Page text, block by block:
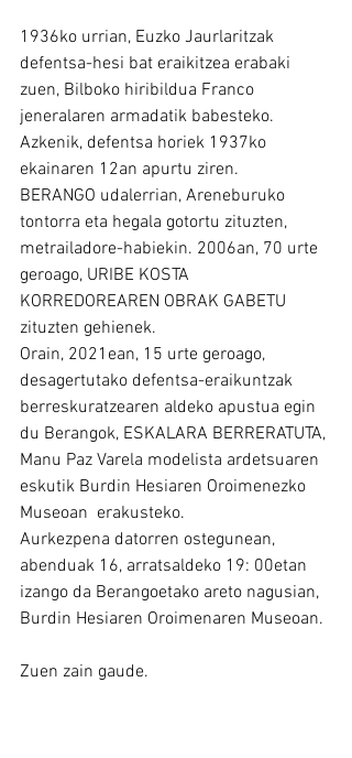
1936ko urrian, Euzko Jaurlaritzak
defentsa-hesi bat eraikitzea erabaki
zuen, Bilboko hiribildua Franco
jeneralaren armadatik babesteko.
Azkenik, defentsa horiek 1937ko
ekainaren 12an apurtu ziren.
BERANGO udalerrian, Areneburuko
tontorra eta hegala gotortu zituzten,
metrailadore-habiekin. 2006an, 70 urte
geroago, URIBE KOSTA
KORREDOREAREN OBRAK GABETU
zituzten gehienek.
Orain, 2021ean, 15 urte geroago,
desagertutako defentsa-eraikuntzak
berreskuratzearen aldeko apustua egin
du Berangok, ESKALARA BERRERATUTA,
Manu Paz Varela modelista ardetsuaren
eskutik Burdin Hesiaren Oroimenezko
Museoan  erakusteko.
Aurkezpena datorren ostegunean,
abenduak 16, arratsaldeko 19: 00etan
izango da Berangoetako areto nagusian,
Burdin Hesiaren Oroimenaren Museoan.
Zuen zain gaude.